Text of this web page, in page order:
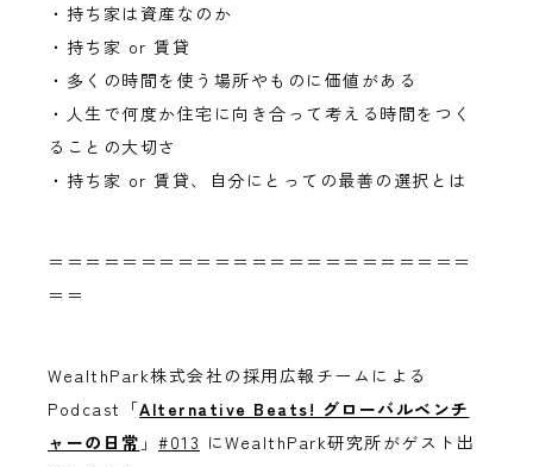
・持ち家は資産なのか
・持ち家 or 賃貸
・多くの時間を使う場所やものに価値がある
・人生で何度か住宅に向き合って考える時間をつく
ることの大切さ
・持ち家 or 賃貸、自分にとっての最善の選択とは
＝＝＝＝＝＝＝＝＝＝＝＝＝＝＝＝＝＝＝＝＝＝＝
＝＝
WealthPark株式会社の採用広報チームによる
Podcast「Alternative Beats! グローバルベンチ
ャーの日常 」 #013 にWealthPark研究所がゲスト出